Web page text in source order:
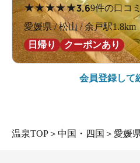
★★★★★3.69件の口コミ
愛媛県 / 松山 / 余戸駅1.8km
日帰り
クーポンあり
会員登録して
温泉TOP ＞ 中国・四国 ＞ 愛媛